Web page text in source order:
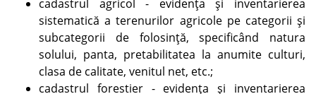
cadastrul agricol - evidenţa şi inventarierea
sistematică a terenurilor agricole pe categorii şi
subcategorii de folosinţă, specificând natura
solului, panta, pretabilitatea la anumite culturi,
clasa de calitate, venitul net, etc.;
cadastrul forestier - evidenţa şi inventarierea